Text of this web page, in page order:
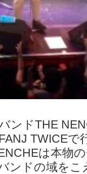
ンドTHE
TWICEで
は本物
ンドの域を